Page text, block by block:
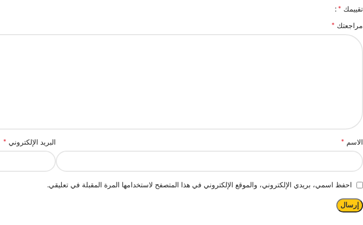
تقييمك *
مراجعتك *
الاسم * البريد الإلكتروني *
احفظ اسمي، بريدي الإلكتروني، والموقع الإلكتروني في هذا المتصفح لاستخدامها المرة المقبلة في تعليقي.